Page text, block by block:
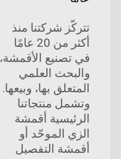
تتركّز شركتنا منذ
أكثر من 20 عامًا
في تصنيع الأقمشة،
والبحث العلمي
المتعلق بها، وبيعها.
وتشمل منتجاتنا
الرئيسية أقمشة
الزي الموحّد أو
أقمشة التفصيل